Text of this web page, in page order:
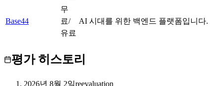
Base44
무
료/
유료
AI 시대를 위한 백엔드 플랫폼입니다.
평가 히스토리
2026년 8월 2일reevaluation